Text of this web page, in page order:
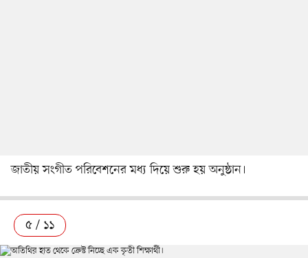
জাতীয় সংগীত পরিবেশনের মধ্য দিয়ে শুরু হয় অনুষ্ঠান।
৫ / ১১